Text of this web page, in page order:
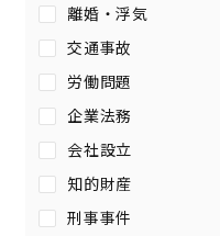
離婚・浮気
交通事故
労働問題
企業法務
会社設立
知的財産
刑事事件